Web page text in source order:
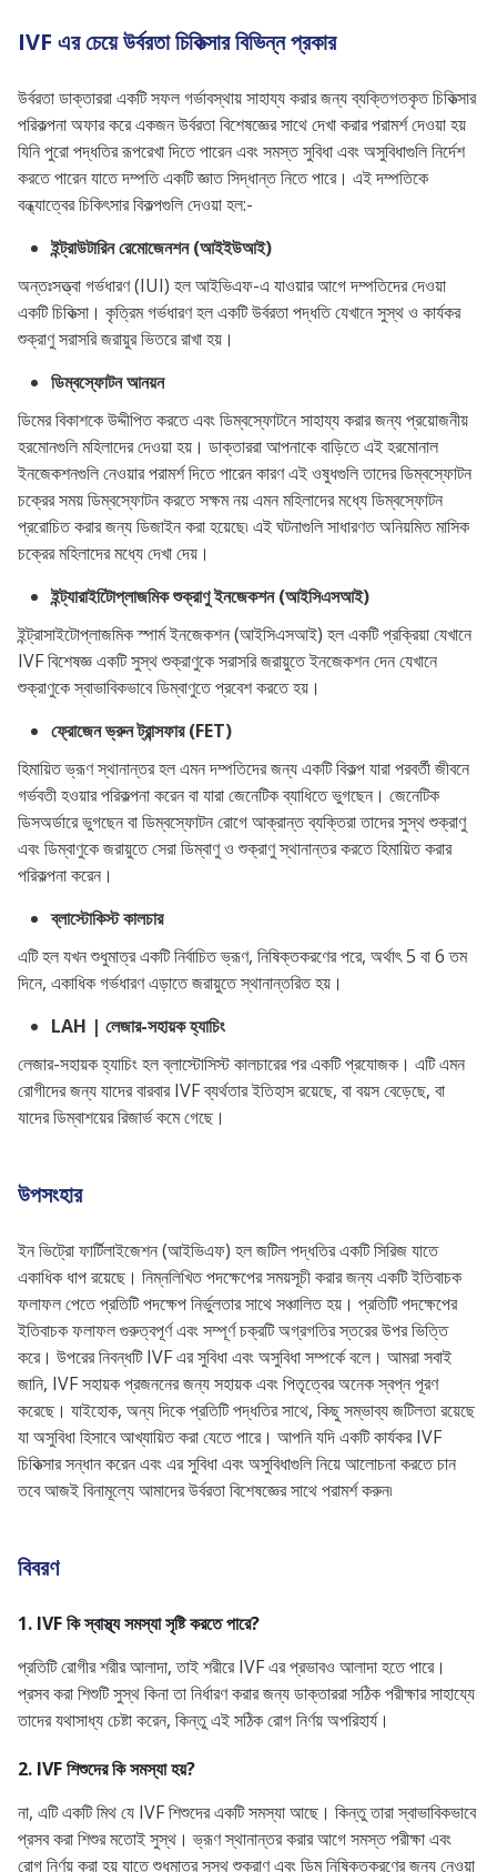
IVF এর চেয়ে উর্বরতা চিকিত্সার বিভিন্ন প্রকার
উর্বরতা ডাক্তাররা একটি সফল গর্ভাবস্থায় সাহায্য করার জন্য ব্যক্তিগতকৃত চিকিত্সার
পরিকল্পনা অফার করে একজন উর্বরতা বিশেষজ্ঞের সাথে দেখা করার পরামর্শ দেওয়া হয়
যিনি পুরো পদ্ধতির রূপরেখা দিতে পারেন এবং সমস্ত সুবিধা এবং অসুবিধাগুলি নির্দেশ
করতে পারেন যাতে দম্পতি একটি জ্ঞাত সিদ্ধান্ত নিতে পারে। এই দম্পতিকে
বন্ধ্যাত্বের চিকিৎসার বিকল্পগুলি দেওয়া হল:-
ইন্ট্রাউটারিন রেমোজেনশন (আইইউআই)
অন্তঃসত্ত্বা গর্ভধারণ (IUI) হল আইভিএফ-এ যাওয়ার আগে দম্পতিদের দেওয়া
একটি চিকিত্সা। কৃত্রিম গর্ভধারণ হল একটি উর্বরতা পদ্ধতি যেখানে সুস্থ ও কার্যকর
শুক্রাণু সরাসরি জরায়ুর ভিতরে রাখা হয়।
ডিম্বস্ফোটন আনয়ন
ডিমের বিকাশকে উদ্দীপিত করতে এবং ডিম্বস্ফোটনে সাহায্য করার জন্য প্রয়োজনীয়
হরমোনগুলি মহিলাদের দেওয়া হয়। ডাক্তাররা আপনাকে বাড়িতে এই হরমোনাল
ইনজেকশনগুলি নেওয়ার পরামর্শ দিতে পারেন কারণ এই ওষুধগুলি তাদের ডিম্বস্ফোটন
চক্রের সময় ডিম্বস্ফোটন করতে সক্ষম নয় এমন মহিলাদের মধ্যে ডিম্বস্ফোটন
প্ররোচিত করার জন্য ডিজাইন করা হয়েছে৷ এই ঘটনাগুলি সাধারণত অনিয়মিত মাসিক
চক্রের মহিলাদের মধ্যে দেখা দেয়।
ইন্ট্যারাইটিোপ্লাজমিক শুক্রাণু ইনজেকশন (আইসিএসআই)
ইন্ট্রাসাইটোপ্লাজমিক স্পার্ম ইনজেকশন (আইসিএসআই) হল একটি প্রক্রিয়া যেখানে
IVF বিশেষজ্ঞ একটি সুস্থ শুক্রাণুকে সরাসরি জরায়ুতে ইনজেকশন দেন যেখানে
শুক্রাণুকে স্বাভাবিকভাবে ডিম্বাণুতে প্রবেশ করতে হয়।
ফ্রোজেন ভ্রুন ট্রান্সফার (FET)
হিমায়িত ভ্রূণ স্থানান্তর হল এমন দম্পতিদের জন্য একটি বিকল্প যারা পরবর্তী জীবনে
গর্ভবতী হওয়ার পরিকল্পনা করেন বা যারা জেনেটিক ব্যাধিতে ভুগছেন। জেনেটিক
ডিসঅর্ডারে ভুগছেন বা ডিম্বস্ফোটন রোগে আক্রান্ত ব্যক্তিরা তাদের সুস্থ শুক্রাণু
এবং ডিম্বাণুকে জরায়ুতে সেরা ডিম্বাণু ও শুক্রাণু স্থানান্তর করতে হিমায়িত করার
পরিকল্পনা করেন।
ব্লাস্টোকিস্ট কালচার
এটি হল যখন শুধুমাত্র একটি নির্বাচিত ভ্রূণ, নিষিক্তকরণের পরে, অর্থাৎ 5 বা 6 তম
দিনে, একাধিক গর্ভধারণ এড়াতে জরায়ুতে স্থানান্তরিত হয়।
LAH | লেজার-সহায়ক হ্যাচিং
লেজার-সহায়ক হ্যাচিং হল ব্লাস্টোসিস্ট কালচারের পর একটি প্রযোজক। এটি এমন
রোগীদের জন্য যাদের বারবার IVF ব্যর্থতার ইতিহাস রয়েছে, বা বয়স বেড়েছে, বা
যাদের ডিম্বাশয়ের রিজার্ভ কমে গেছে।
উপসংহার
ইন ভিট্রো ফার্টিলাইজেশন (আইভিএফ) হল জটিল পদ্ধতির একটি সিরিজ যাতে
একাধিক ধাপ রয়েছে। নিম্নলিখিত পদক্ষেপের সময়সূচী করার জন্য একটি ইতিবাচক
ফলাফল পেতে প্রতিটি পদক্ষেপ নির্ভুলতার সাথে সঞ্চালিত হয়। প্রতিটি পদক্ষেপের
ইতিবাচক ফলাফল গুরুত্বপূর্ণ এবং সম্পূর্ণ চক্রটি অগ্রগতির স্তরের উপর ভিত্তি
করে। উপরের নিবন্ধটি IVF এর সুবিধা এবং অসুবিধা সম্পর্কে বলে। আমরা সবাই
জানি, IVF সহায়ক প্রজননের জন্য সহায়ক এবং পিতৃত্বের অনেক স্বপ্ন পূরণ
করেছে। যাইহোক, অন্য দিকে প্রতিটি পদ্ধতির সাথে, কিছু সম্ভাব্য জটিলতা রয়েছে
যা অসুবিধা হিসাবে আখ্যায়িত করা যেতে পারে। আপনি যদি একটি কার্যকর IVF
চিকিত্সার সন্ধান করেন এবং এর সুবিধা এবং অসুবিধাগুলি নিয়ে আলোচনা করতে চান
তবে আজই বিনামূল্যে আমাদের উর্বরতা বিশেষজ্ঞের সাথে পরামর্শ করুন৷
বিবরণ
1. IVF কি স্বাস্থ্য সমস্যা সৃষ্টি করতে পারে?
প্রতিটি রোগীর শরীর আলাদা, তাই শরীরে IVF এর প্রভাবও আলাদা হতে পারে।
প্রসব করা শিশুটি সুস্থ কিনা তা নির্ধারণ করার জন্য ডাক্তাররা সঠিক পরীক্ষার সাহায্যে
তাদের যথাসাধ্য চেষ্টা করেন, কিন্তু এই সঠিক রোগ নির্ণয় অপরিহার্য।
2. IVF শিশুদের কি সমস্যা হয়?
না, এটি একটি মিথ যে IVF শিশুদের একটি সমস্যা আছে। কিন্তু তারা স্বাভাবিকভাবে
প্রসব করা শিশুর মতোই সুস্থ। ভ্রূণ স্থানান্তর করার আগে সমস্ত পরীক্ষা এবং
রোগ নির্ণয় করা হয় যাতে শুধুমাত্র সুস্থ শুক্রাণু এবং ডিম নিষিক্তকরণের জন্য নেওয়া